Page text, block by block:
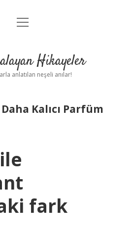
Anasayfa
Yasal Uyarı
menüyü
Hikayeler
anlatılan neşeli anılar!
Kalıcı Parfüm
fark